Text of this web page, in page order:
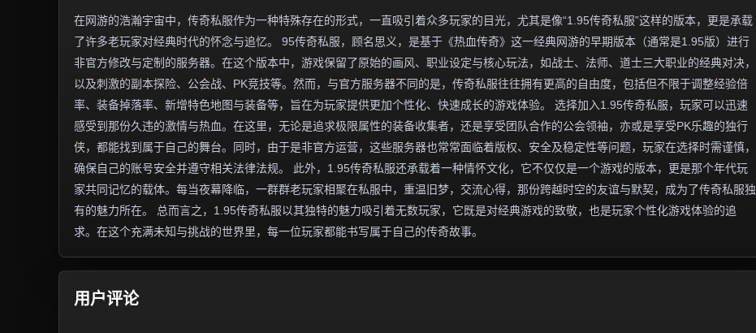
在网游的浩瀚宇宙中，传奇私服作为一种特殊存在的形式，一直吸引着众多玩家的目光，尤其是像“1.95传奇私服”这样的版本，更是承载
了许多老玩家对经典时代的怀念与追忆。 95传奇私服，顾名思义，是基于《热血传奇》这一经典网游的早期版本（通常是1.95版）进行
非官方修改与定制的服务器。在这个版本中，游戏保留了原始的画风、职业设定与核心玩法，如战士、法师、道士三大职业的经典对决，
以及刺激的副本探险、公会战、PK竞技等。然而，与官方服务器不同的是，传奇私服往往拥有更高的自由度，包括但不限于调整经验倍
率、装备掉落率、新增特色地图与装备等，旨在为玩家提供更加个性化、快速成长的游戏体验。 选择加入1.95传奇私服，玩家可以迅速
感受到那份久违的激情与热血。在这里，无论是追求极限属性的装备收集者，还是享受团队合作的公会领袖，亦或是享受PK乐趣的独行
侠，都能找到属于自己的舞台。同时，由于是非官方运营，这些服务器也常常面临着版权、安全及稳定性等问题，玩家在选择时需谨慎，
确保自己的账号安全并遵守相关法律法规。 此外，1.95传奇私服还承载着一种情怀文化，它不仅仅是一个游戏的版本，更是那个年代玩
家共同记忆的载体。每当夜幕降临，一群群老玩家相聚在私服中，重温旧梦，交流心得，那份跨越时空的友谊与默契，成为了传奇私服独
有的魅力所在。 总而言之，1.95传奇私服以其独特的魅力吸引着无数玩家，它既是对经典游戏的致敬，也是玩家个性化游戏体验的追
求。在这个充满未知与挑战的世界里，每一位玩家都能书写属于自己的传奇故事。
用户评论